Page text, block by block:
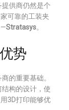
提供商仍然是个
可靠的工装夹
Stratasys。
势
的重要基础。
构的设计，使
3D打印能够优